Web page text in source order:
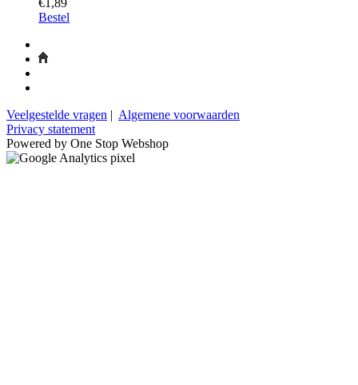
€1,89
Bestel
Veelgestelde vragen | Algemene voorwaarden
Privacy statement
Powered by One Stop Webshop